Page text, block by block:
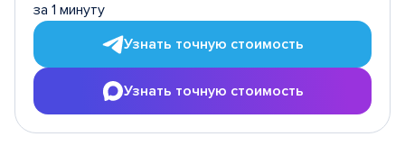
за 1 минуту
Узнать точную стоимость
Узнать точную стоимость